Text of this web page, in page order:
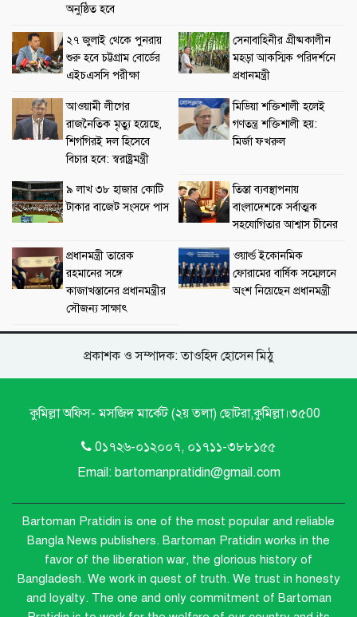
অনুষ্ঠিত হবে
২৭ জুলাই থেকে পুনরায়
শুরু হবে চট্টগ্রাম বোর্ডের
এইচএসসি পরীক্ষা
সেনাবাহিনীর গ্রীষ্মকালীন
মহড়া আকস্মিক পরিদর্শনে
প্রধানমন্ত্রী
আওয়ামী লীগের
রাজনৈতিক মৃত্যু হয়েছে,
শিগগিরই দল হিসেবে
বিচার হবে: স্বরাষ্ট্রমন্ত্রী
মিডিয়া শক্তিশালী হলেই
গণতন্ত্র শক্তিশালী হয়:
মির্জা ফখরুল
৯ লাখ ৩৮ হাজার কোটি
টাকার বাজেট সংসদে পাস
তিস্তা ব্যবস্থাপনায়
বাংলাদেশকে সর্বাত্মক
সহযোগিতার আশ্বাস চীনের
প্রধানমন্ত্রী তারেক
রহমানের সঙ্গে
কাজাখস্তানের প্রধানমন্ত্রীর
সৌজন্য সাক্ষাৎ
ওয়ার্ল্ড ইকোনমিক
ফোরামের বার্ষিক সম্মেলনে
অংশ নিয়েছেন প্রধানমন্ত্রী
প্রকাশক ও সম্পাদক: তাওহিদ হোসেন মিঠু
কুমিল্লা অফিস- মসজিদ মার্কেট (২য় তলা) ছোটরা,কুমিল্লা।৩৫00
0১৭২৬-০১২০০৭, ০১৭১১-৩৮৮১৫৫
Email: bartomanpratidin@gmail.com
Bartoman Pratidin is one of the most popular and reliable
Bangla News publishers. Bartoman Pratidin works in the
favor of the liberation war, the glorious history of
Bangladesh. We work in quest of truth. We trust in honesty
and loyalty. The one and only commitment of Bartoman